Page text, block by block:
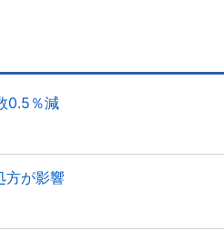
0.5％減
方が影響